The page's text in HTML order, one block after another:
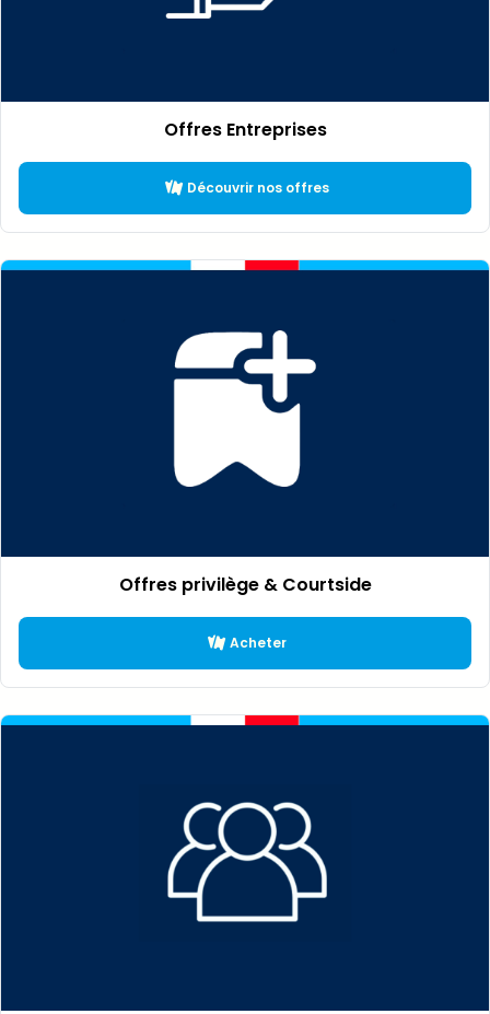
Offres Entreprises
Découvrir nos offres
Offres privilège & Courtside
Acheter